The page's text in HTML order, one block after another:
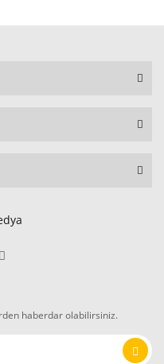
haberdar olabilirsiniz.